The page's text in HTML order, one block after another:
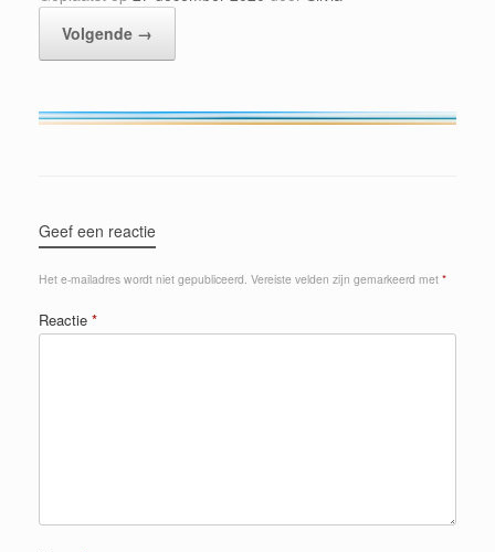
Volgende →
Geef een reactie
Het e-mailadres wordt niet gepubliceerd. Vereiste velden zijn gemarkeerd met *
Reactie *